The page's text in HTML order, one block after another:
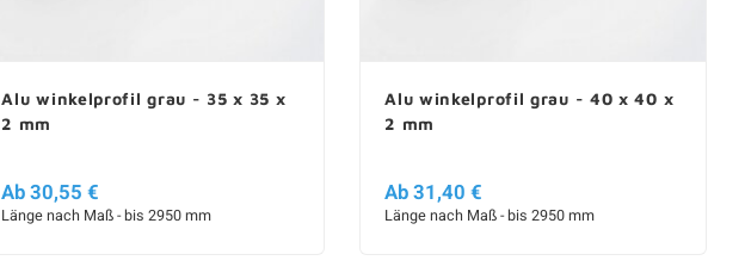
Alu winkelprofil grau - 35 x 35 x
2 mm
Ab 30,55 €
Länge nach Maß - bis 2950 mm
Alu winkelprofil grau - 40 x 40 x
2 mm
Ab 31,40 €
Länge nach Maß - bis 2950 mm